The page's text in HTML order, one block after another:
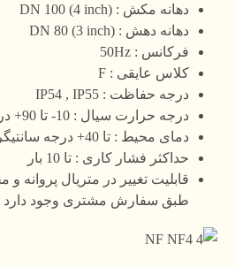
دهانه مکش : DN 100 (4 inch)
دهانه دهش : DN 80 (3 inch)
فرکانس : 50Hz
کلاس عایقی : F
درجه حفاظت : IP54 , IP55
درجه حرارت سیال : 10- تا 90+ درجه سانتیگراد
دمای محیط : تا 40+ درجه سانتیگراد
حداکثر فشار کاری : تا 10 بار
قابلیت تغییر در متریال
طبق سفارش مشتری وجود دارد